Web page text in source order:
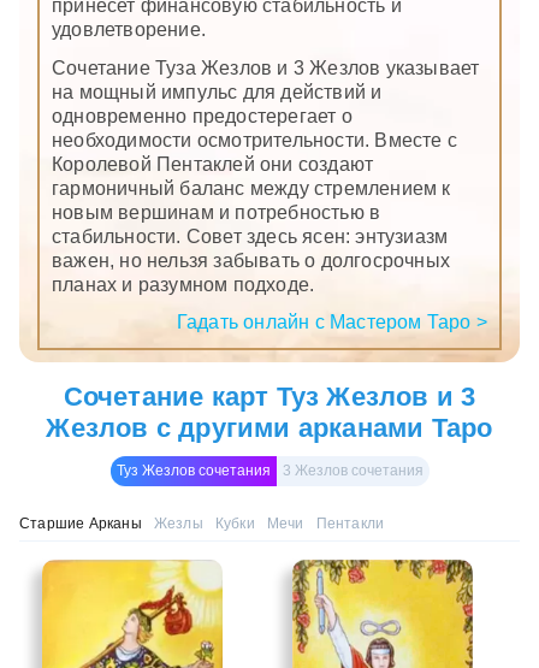
принесет финансовую стабильность и
удовлетворение.
Сочетание Туза Жезлов и 3 Жезлов указывает
на мощный импульс для действий и
одновременно предостерегает о
необходимости осмотрительности. Вместе с
Королевой Пентаклей они создают
гармоничный баланс между стремлением к
новым вершинам и потребностью в
стабильности. Совет здесь ясен: энтузиазм
важен, но нельзя забывать о долгосрочных
планах и разумном подходе.
Гадать онлайн с Мастером Таро >
Сочетание карт Туз Жезлов и 3
Жезлов с другими арканами Таро
Туз Жезлов сочетания 3 Жезлов сочетания
Старшие Арканы Жезлы Кубки Мечи Пентакли